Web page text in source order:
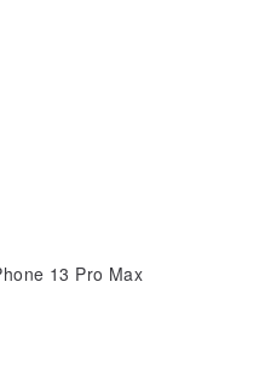
13 Pro Max